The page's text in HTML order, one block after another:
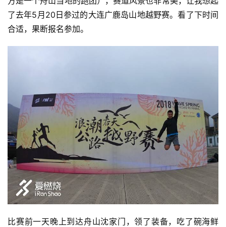
了去年5月20日参过的大连广鹿岛山地越野赛。看了下时间
合适，果断报名参加。
比赛前一天晚上到达舟山沈家门，领了装备，吃了碗海鲜